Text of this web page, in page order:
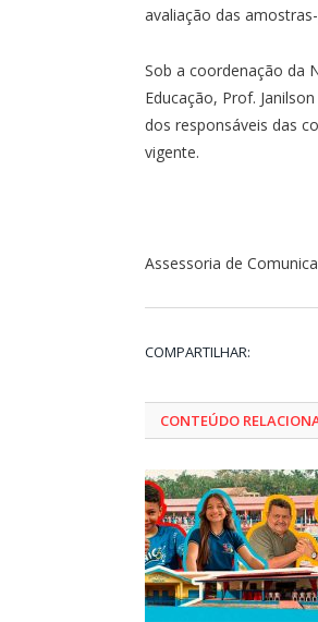
avaliação das
Sob a coordenação da
Educação, Prof.
dos responsáveis das
vigente.
Assessoria de
COMPARTILHAR:
CONTEÚDO